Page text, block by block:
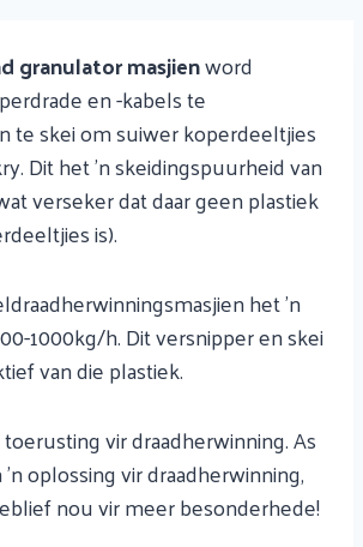
granulator masjienword
en -kabels te
te skei om suiwer koperdeeltjies
Dit het 'n skeidingspuurheid van
verseker dat daar geen plastiek
is).
het 'n
1000kg/h. Dit versnipper en skei
van die plastiek.
vir draadherwinning. As
oplossing vir draadherwinning,
nou vir meer besonderhede!